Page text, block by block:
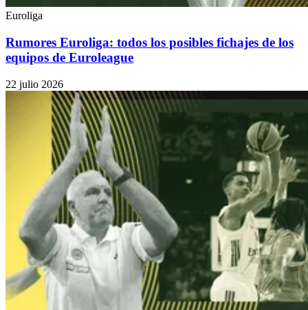
Euroliga
Rumores Euroliga: todos los posibles fichajes de los
equipos de Euroleague
22 julio 2026